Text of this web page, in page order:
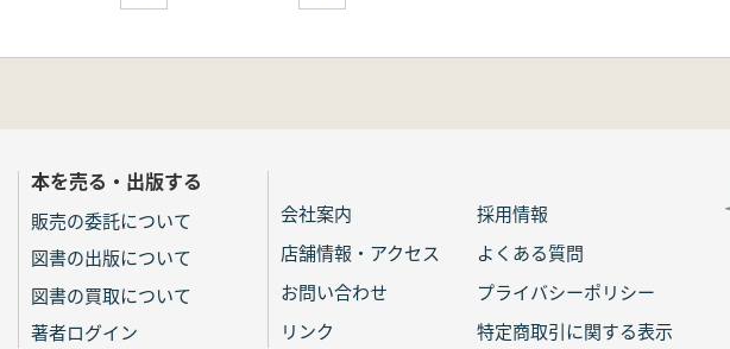
〇)/2 天平四年(七三二)/3 天平六年(七三四)/4 天平八年(七三六)/5 天平九年(
国郡稲帳の暦の誤り/2 新任国司への給粮法と暦/3 天平十年九月の大小と交通路)
本を売る・出版する
販売の委託について
図書の出版について
図書の買取について
著者ログイン
会社案内
採用情報
店舗情報・アクセス
よくある質問
お問い合わせ
プライバシーポリシー
リンク
特定商取引に関する表示